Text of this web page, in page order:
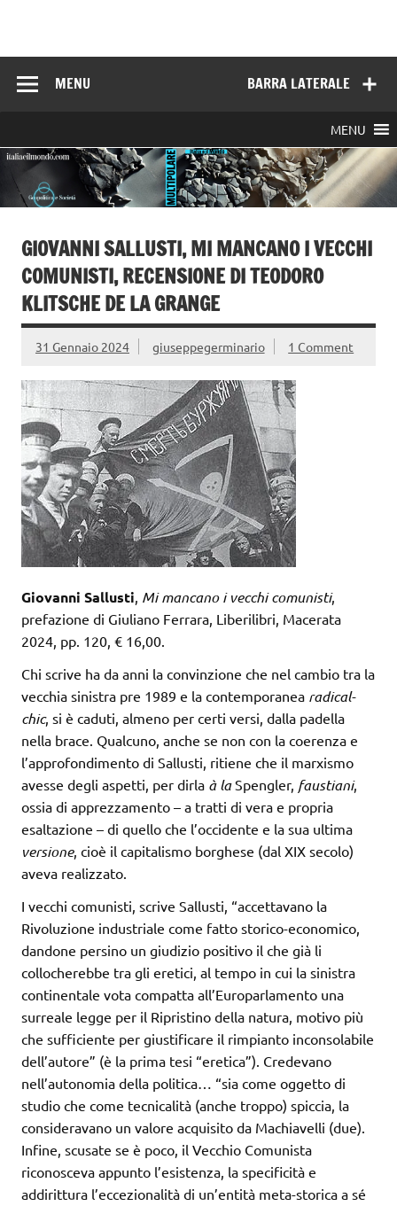
BARRA LATERALE
MENU
MENU
GIOVANNI SALLUSTI, MI MANCANO I VECCHI
COMUNISTI, RECENSIONE DI TEODORO
KLITSCHE DE LA GRANGE
31 Gennaio 2024 giuseppegerminario 1 Comment
Giovanni Sallusti, Mi mancano i vecchi comunisti,
prefazione di Giuliano Ferrara, Liberilibri, Macerata
2024, pp. 120, € 16,00.
Chi scrive ha da anni la convinzione che nel cambio tra la
vecchia sinistra pre 1989 e la contemporanea radical-
chic, si è caduti, almeno per certi versi, dalla padella
nella brace. Qualcuno, anche se non con la coerenza e
l’approfondimento di Sallusti, ritiene che il marxismo
avesse degli aspetti, per dirla à laSpengler, faustiani,
ossia di apprezzamento – a tratti di vera e propria
esaltazione – di quello che l’occidente e la sua ultima
versione, cioè il capitalismo borghese (dal XIX secolo)
aveva realizzato.
I vecchi comunisti, scrive Sallusti, “accettavano la
Rivoluzione industriale come fatto storico-economico,
dandone persino un giudizio positivo il che già li
collocherebbe tra gli eretici, al tempo in cui la sinistra
continentale vota compatta all’Europarlamento una
surreale legge per il Ripristino della natura, motivo più
che sufficiente per giustificare il rimpianto inconsolabile
dell’autore” (è la prima tesi “eretica”). Credevano
nell’autonomia della politica… “sia come oggetto di
studio che come tecnicalità (anche troppo) spiccia, la
consideravano un valore acquisito da Machiavelli (due).
Infine, scusate se è poco, il Vecchio Comunista
riconosceva appunto l’esistenza, la specificità e
addirittura l’eccezionalità di un’entità meta-storica a sé